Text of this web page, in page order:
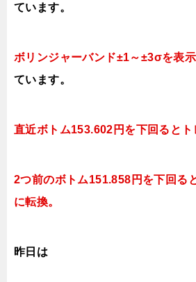
ています。
ボリンジャーバンド±1～±3σを表示
ています。
直近ボトム153.602円を下回ると
2つ前のボトム151.858円を下回る
に転換。
昨日は